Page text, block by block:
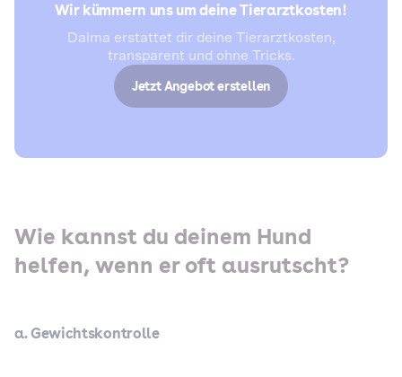
Wir kümmern uns um deine Tierarztkosten!
Dalma erstattet dir deine Tierarztkosten,
transparent und ohne Tricks.
Jetzt Angebot erstellen
Wie kannst du deinem Hund
helfen, wenn er oft ausrutscht?
a. Gewichtskontrolle